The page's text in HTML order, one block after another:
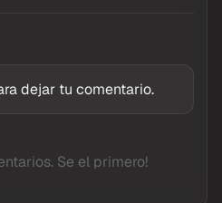
dejar tu comentario.
Se el primero!